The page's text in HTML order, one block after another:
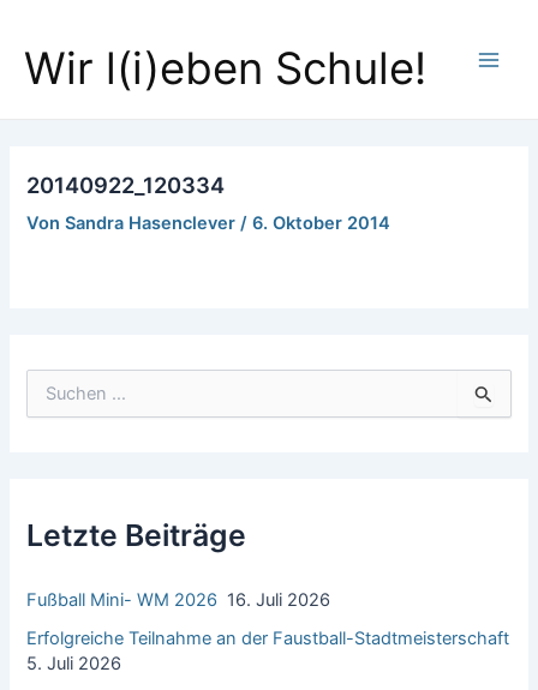
springen
Wir l(i)eben Schule!
20140922_120334
VonSandra Hasenclever/6. Oktober 2014
u
h
:
Letzte Beiträge
Fußball Mini- WM 2026 16. Juli 2026
Erfolgreiche Teilnahme an der Faustball-Stadtmeisterschaft
5. Juli 2026